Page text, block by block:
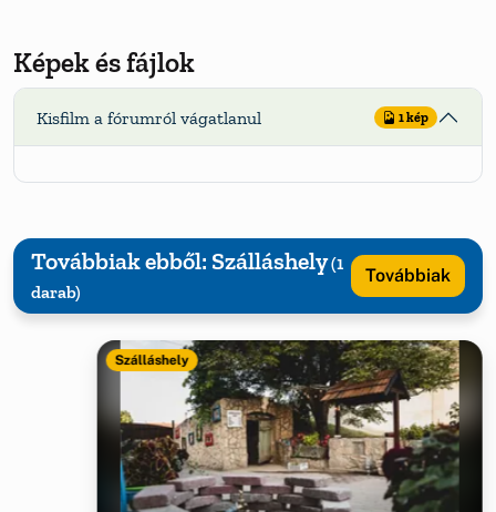
Képek és fájlok
Kisfilm a fórumról vágatlanul 1 kép
Továbbiak ebből: Szálláshely(1
darab)
Továbbiak
Szálláshely